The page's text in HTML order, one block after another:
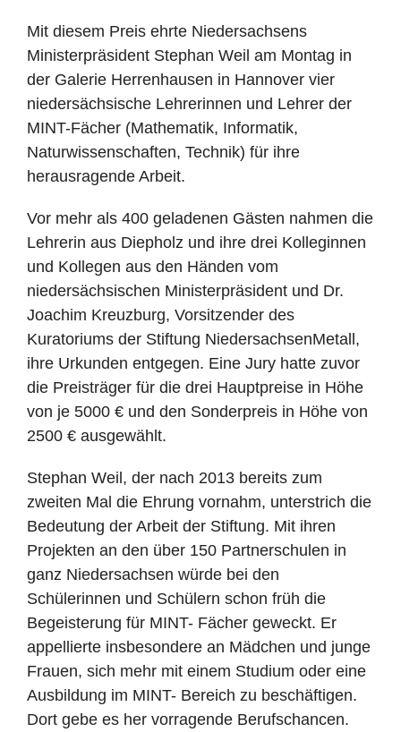
Mit diesem Preis ehrte Niedersachsens
Ministerpräsident Stephan Weil am Montag in
der Galerie Herrenhausen in Hannover vier
niedersächsische Lehrerinnen und Lehrer der
MINT-Fächer (Mathematik, Informatik,
Naturwissenschaften, Technik) für ihre
herausragende Arbeit.
Vor mehr als 400 geladenen Gästen nahmen die
Lehrerin aus Diepholz und ihre drei Kolleginnen
und Kollegen aus den Händen vom
niedersächsischen Ministerpräsident und Dr.
Joachim Kreuzburg, Vorsitzender des
Kuratoriums der Stiftung NiedersachsenMetall,
ihre Urkunden entgegen. Eine Jury hatte zuvor
die Preisträger für die drei Hauptpreise in Höhe
von je 5000 € und den Sonderpreis in Höhe von
2500 € ausgewählt.
Stephan Weil, der nach 2013 bereits zum
zweiten Mal die Ehrung vornahm, unterstrich die
Bedeutung der Arbeit der Stiftung. Mit ihren
Projekten an den über 150 Partnerschulen in
ganz Niedersachsen würde bei den
Schülerinnen und Schülern schon früh die
Begeisterung für MINT- Fächer geweckt. Er
appellierte insbesondere an Mädchen und junge
Frauen, sich mehr mit einem Studium oder eine
Ausbildung im MINT- Bereich zu beschäftigen.
Dort gebe es her vorragende Berufschancen.